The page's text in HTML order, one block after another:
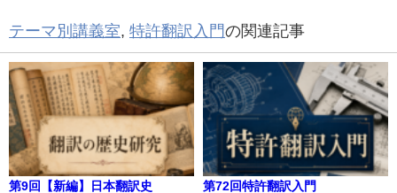
テーマ別講義室 特許翻訳入門の関連記事
第9回【新編】日本翻訳史 第72回特許翻訳入門